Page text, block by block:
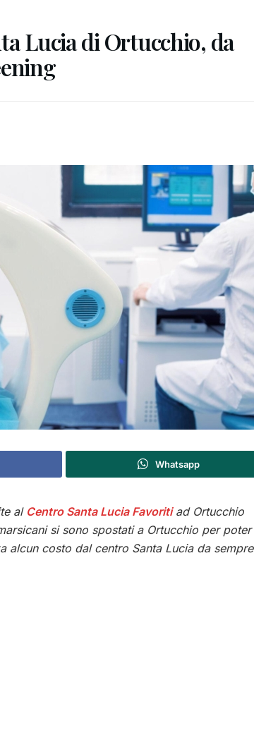
Lucia di Ortucchio, da
Whatsapp
al Centro Santa Lucia Favoritiad Ortucchio
si sono spostati a Ortucchio per poter
alcun costo dal centro Santa Lucia da sempre